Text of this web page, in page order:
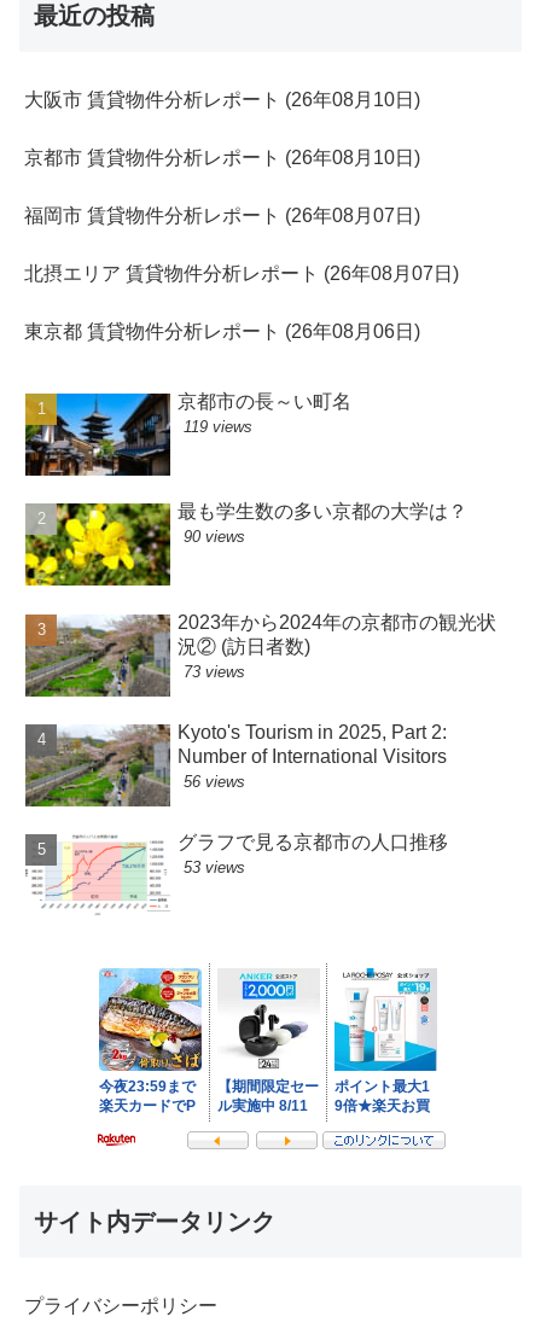
最近の投稿
大阪市 賃貸物件分析レポート (26年08月10日)
京都市 賃貸物件分析レポート (26年08月10日)
福岡市 賃貸物件分析レポート (26年08月07日)
北摂エリア 賃貸物件分析レポート (26年08月07日)
東京都 賃貸物件分析レポート (26年08月06日)
京都市の長～い町名
119 views
最も学生数の多い京都の大学は？
90 views
2023年から2024年の京都市の観光状
況② (訪日者数)
73 views
Kyoto's Tourism in 2025, Part 2:
Number of International Visitors
56 views
グラフで見る京都市の人口推移
53 views
サイト内データリンク
プライバシーポリシー